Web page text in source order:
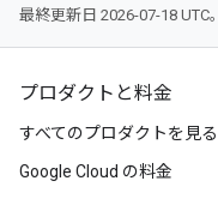
最終更新日 2026-07-18 UTC。
プロダクトと料金
すべてのプロダクトを見る
Google Cloud の料金